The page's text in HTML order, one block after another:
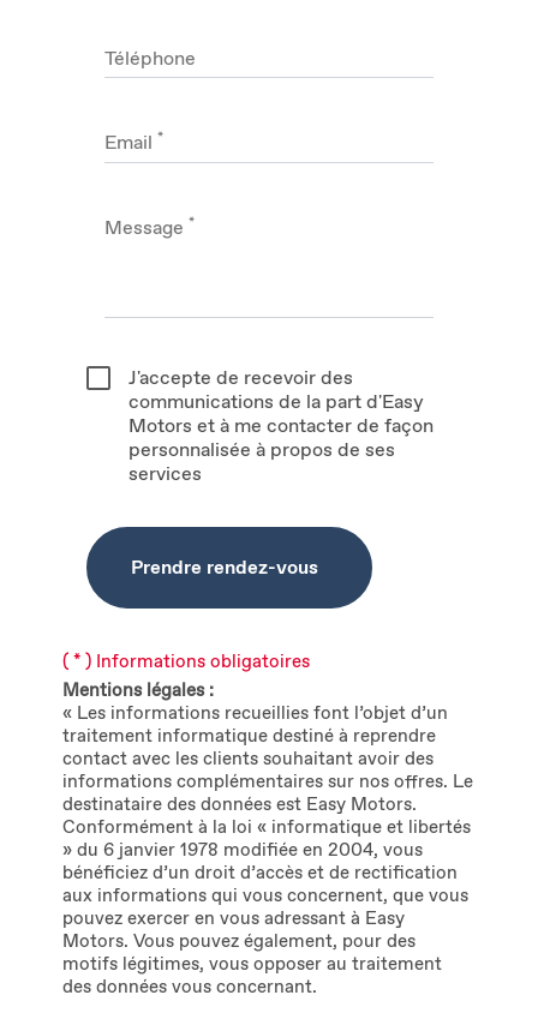
Téléphone
Email*
Message*
J'accepte de recevoir des
communications de la part d'Easy
Motors et à me contacter de façon
personnalisée à propos de ses
services
Prendre rendez-vous
( * ) Informations obligatoires
Mentions légales :
« Les informations recueillies font l’objet d’un
traitement informatique destiné à reprendre
contact avec les clients souhaitant avoir des
informations complémentaires sur nos offres. Le
destinataire des données est Easy Motors.
Conformément à la loi « informatique et libertés
» du 6 janvier 1978 modifiée en 2004, vous
bénéficiez d’un droit d’accès et de rectification
aux informations qui vous concernent, que vous
pouvez exercer en vous adressant à Easy
Motors. Vous pouvez également, pour des
motifs légitimes, vous opposer au traitement
des données vous concernant.